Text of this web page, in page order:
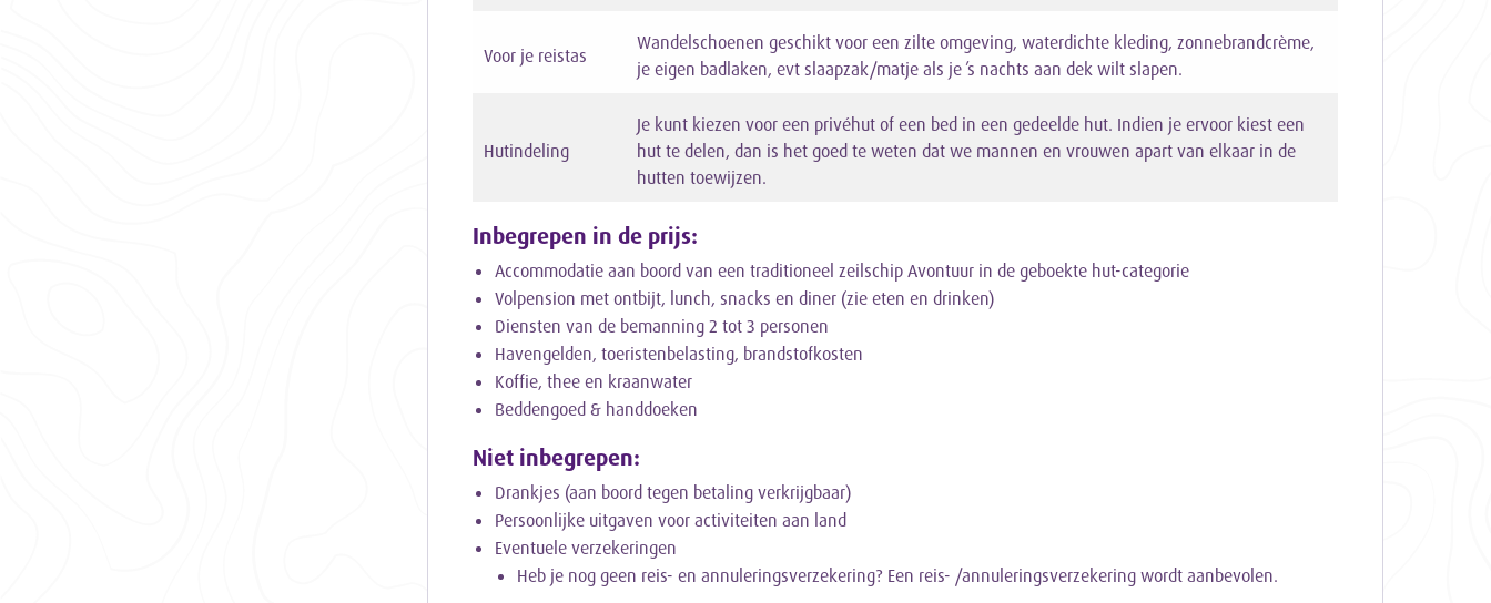
Voor je reistas
Wandelschoenen geschikt voor een zilte omgeving, waterdichte kleding, zonnebrandcrème,
je eigen badlaken, evt slaapzak/matje als je ’s nachts aan dek wilt slapen.
Hutindeling
Je kunt kiezen voor een privéhut of een bed in een gedeelde hut. Indien je ervoor kiest een
hut te delen, dan is het goed te weten dat we mannen en vrouwen apart van elkaar in de
hutten toewijzen.
Inbegrepen in de prijs:
Accommodatie aan boord van een traditioneel zeilschip Avontuur in de geboekte hut-categorie
Volpension met ontbijt, lunch, snacks en diner (zie eten en drinken)
Diensten van de bemanning 2 tot 3 personen
Havengelden, toeristenbelasting, brandstofkosten
Koffie, thee en kraanwater
Beddengoed & handdoeken
Niet inbegrepen:
Drankjes (aan boord tegen betaling verkrijgbaar)
Persoonlijke uitgaven voor activiteiten aan land
Eventuele verzekeringen
Heb je nog geen reis- en annuleringsverzekering? Een reis- /annuleringsverzekering wordt aanbevolen.